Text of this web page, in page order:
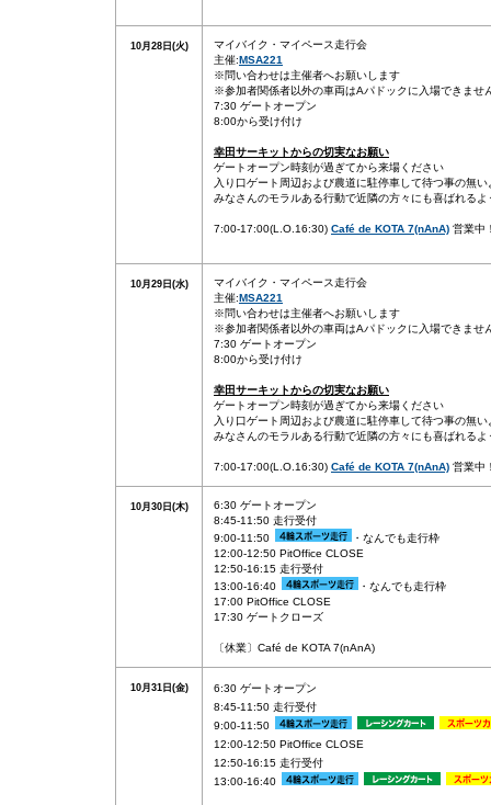
10月28日(火)
マイバイク・マイペース走行会
主催:MSA221
※問い合わせは主催者へお願いします
※参加者関係者以外の車両はAパドックに入場できませ
7:30 ゲートオープン
8:00から受け付け
幸田サーキットからの切実なお願い
ゲートオープン時刻が過ぎてから来場ください
入り口ゲート周辺および農道に駐停車して待つ事の無
みなさんのモラルある行動で近隣の方々にも喜ばれる
7:00-17:00(L.O.16:30) Café de KOTA 7(nAnA) 営業中
10月29日(水)
マイバイク・マイペース走行会
主催:MSA221
※問い合わせは主催者へお願いします
※参加者関係者以外の車両はAパドックに入場できませ
7:30 ゲートオープン
8:00から受け付け
幸田サーキットからの切実なお願い
ゲートオープン時刻が過ぎてから来場ください
入り口ゲート周辺および農道に駐停車して待つ事の無
みなさんのモラルある行動で近隣の方々にも喜ばれる
7:00-17:00(L.O.16:30) Café de KOTA 7(nAnA) 営業中
10月30日(木)
6:30 ゲートオープン
8:45-11:50 走行受付
9:00-11:50
・なんでも走行枠
12:00-12:50 PitOffice CLOSE
12:50-16:15 走行受付
13:00-16:40
・なんでも走行枠
17:00 PitOffice CLOSE
17:30 ゲートクローズ
〔休業〕Café de KOTA 7(nAnA)
10月31日(金)
6:30 ゲートオープン
8:45-11:50 走行受付
9:00-11:50
12:00-12:50 PitOffice CLOSE
12:50-16:15 走行受付
13:00-16:40